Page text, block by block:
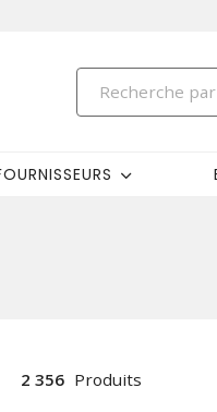
2 356 Produits